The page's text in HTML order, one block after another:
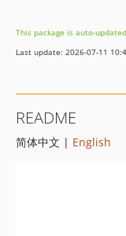
1.8.873
1.8.872
1.8.851
1.8.850
This package is auto-
Last update: 2026-07-11
README
简体中文 | English